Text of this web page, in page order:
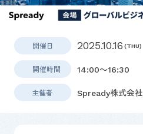
開催日 2025.10.16 (THU)
開催時間 14:00～16:30
主催者 Spready株式会社